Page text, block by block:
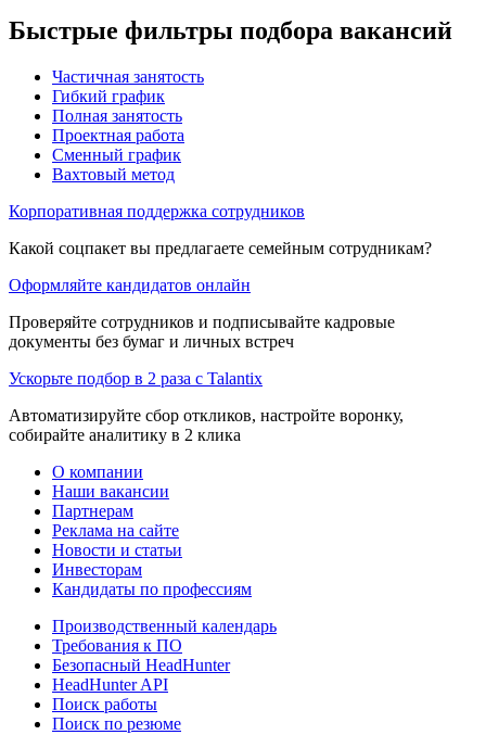
Быстрые фильтры подбора вакансий
Частичная занятость
Гибкий график
Полная занятость
Проектная работа
Сменный график
Вахтовый метод
Корпоративная поддержка сотрудников
Какой соцпакет вы предлагаете семейным сотрудникам?
Оформляйте кандидатов онлайн
Проверяйте сотрудников и подписывайте кадровые
документы без бумаг и личных встреч
Ускорьте подбор в 2 раза с Talantix
Автоматизируйте сбор откликов, настройте воронку,
собирайте аналитику в 2 клика
О компании
Наши вакансии
Партнерам
Реклама на сайте
Новости и статьи
Инвесторам
Кандидаты по профессиям
Производственный календарь
Требования к ПО
Безопасный HeadHunter
HeadHunter API
Поиск работы
Поиск по резюме